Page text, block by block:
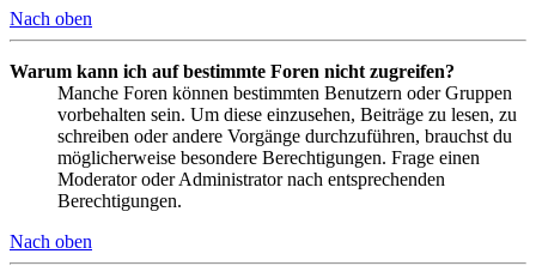
Nach oben
Warum kann ich auf bestimmte Foren nicht zugreifen?
Manche Foren können bestimmten Benutzern oder Gruppen
vorbehalten sein. Um diese einzusehen, Beiträge zu lesen, zu
schreiben oder andere Vorgänge durchzuführen, brauchst du
möglicherweise besondere Berechtigungen. Frage einen
Moderator oder Administrator nach entsprechenden
Berechtigungen.
Nach oben